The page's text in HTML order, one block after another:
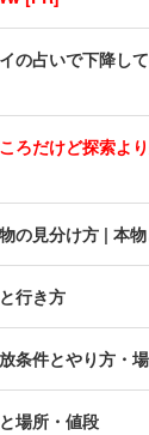
の占いで下降し
ろだけど探索よ
の見分け方 | 本
行き方
条件とやり方・
場所・値段